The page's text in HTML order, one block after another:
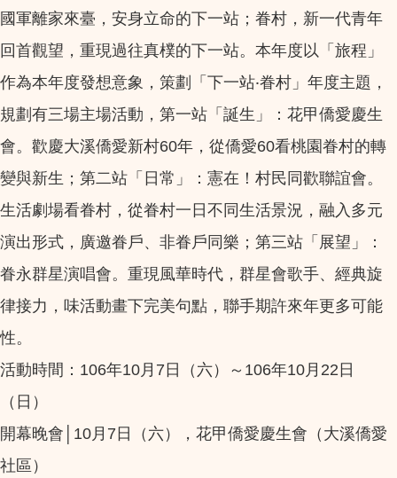
國軍離家來臺，安身立命的下一站；眷村，新一代青年
回首觀望，重現過往真樸的下一站。本年度以「旅程」
作為本年度發想意象，策劃「下一站‧眷村」年度主題，
規劃有三場主場活動，第一站「誕生」：花甲僑愛慶生
會。歡慶大溪僑愛新村60年，從僑愛60看桃園眷村的轉
變與新生；第二站「日常」：憲在！村民同歡聯誼會。
生活劇場看眷村，從眷村一日不同生活景況，融入多元
演出形式，廣邀眷戶、非眷戶同樂；第三站「展望」：
眷永群星演唱會。重現風華時代，群星會歌手、經典旋
律接力，味活動畫下完美句點，聯手期許來年更多可能
性。
活動時間：106年10月7日（六）～106年10月22日
（日）
開幕晚會│10月7日（六），花甲僑愛慶生會（大溪僑愛
社區）